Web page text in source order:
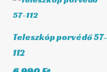
Teleszkóp porvédő 57-
112